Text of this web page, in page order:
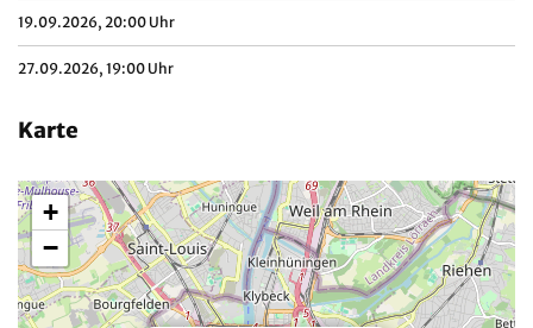
19.09.2026, 20:00 Uhr
27.09.2026, 19:00 Uhr
Karte
+
−